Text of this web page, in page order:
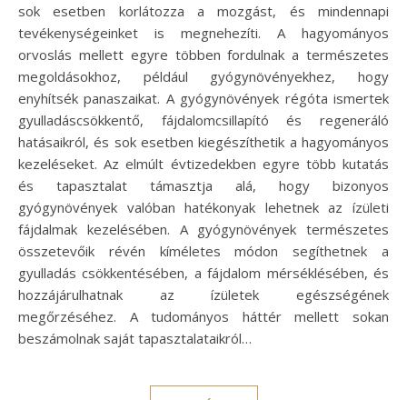
sok esetben korlátozza a mozgást, és mindennapi
tevékenységeinket is megnehezíti. A hagyományos
orvoslás mellett egyre többen fordulnak a természetes
megoldásokhoz, például gyógynövényekhez, hogy
enyhítsék panaszaikat. A gyógynövények régóta ismertek
gyulladáscsökkentő, fájdalomcsillapító és regeneráló
hatásaikról, és sok esetben kiegészíthetik a hagyományos
kezeléseket. Az elmúlt évtizedekben egyre több kutatás
és tapasztalat támasztja alá, hogy bizonyos
gyógynövények valóban hatékonyak lehetnek az ízületi
fájdalmak kezelésében. A gyógynövények természetes
összetevőik révén kíméletes módon segíthetnek a
gyulladás csökkentésében, a fájdalom mérséklésében, és
hozzájárulhatnak az ízületek egészségének
megőrzéséhez. A tudományos háttér mellett sokan
beszámolnak saját tapasztalataikról…